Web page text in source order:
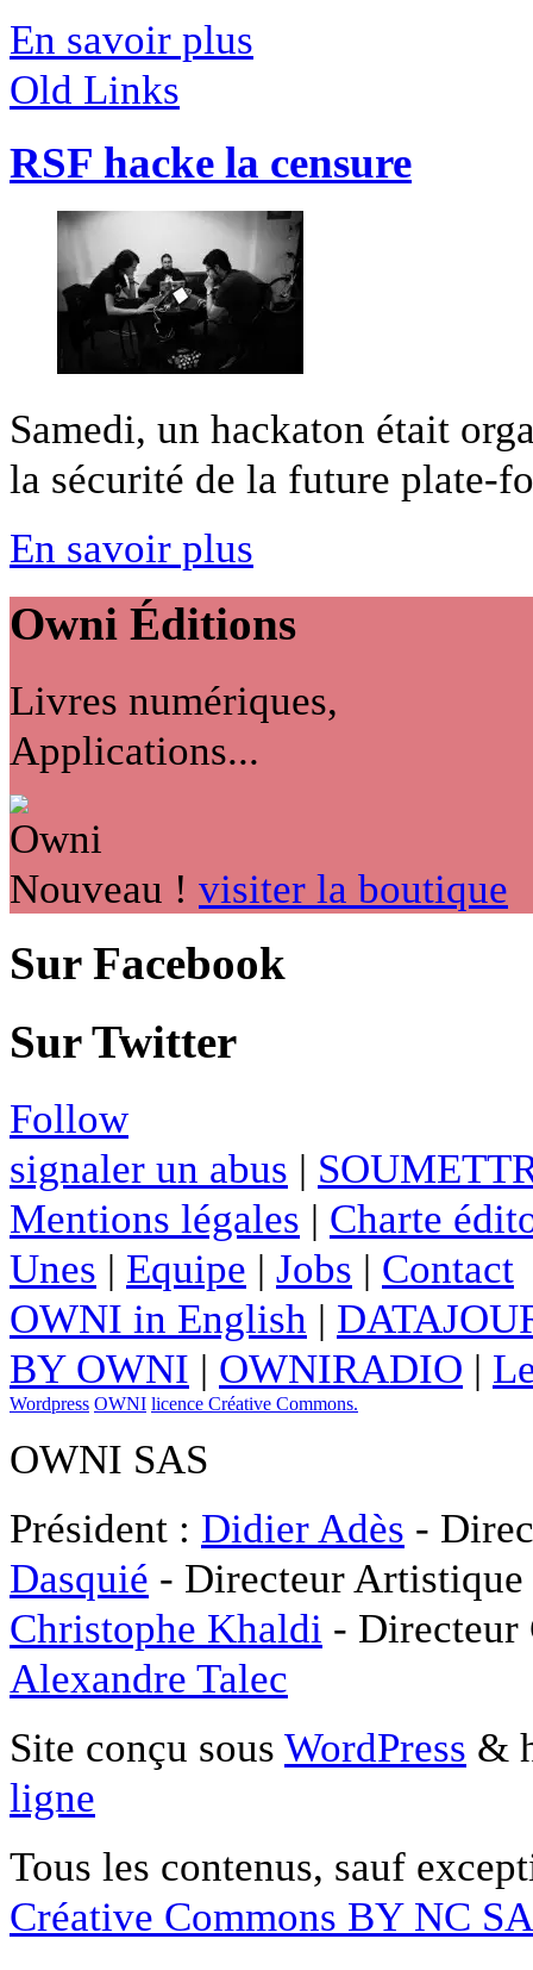
En savoir plus
Old Links
RSF hacke la censure
Samedi, un hackaton était
la sécurité de la future plate-
En savoir plus
Owni Éditions
Livres numériques,
Applications...
Nouveau ! visiter la boutique
Sur Facebook
Sur Twitter
Follow
signaler un abus |
Mentions légales | Charte
Unes | Equipe | Jobs | Contact
OWNI in English |
BY OWNI | OWNIRADIO |
Wordpress OWNI licence Créative Commons.
OWNI SAS
Président : Didier Adès -
Dasquié - Directeur
Christophe Khaldi -
Alexandre Talec
Site conçu sous WordPress &
ligne
Tous les contenus, sauf
Créative Commons BY NC SA